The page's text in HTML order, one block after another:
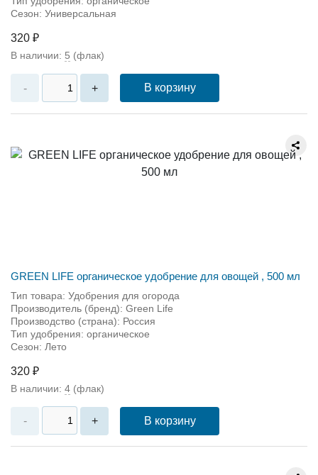
Сезон: Универсальная
320 ₽
В наличии: 5 (флак)
- + В корзину
GREEN LIFE органическое удобрение для овощей , 500 мл
Тип товара: Удобрения для огорода
Производитель (бренд): Green Life
Производство (страна): Россия
Тип удобрения: органическое
Сезон: Лето
320 ₽
В наличии: 4 (флак)
- + В корзину